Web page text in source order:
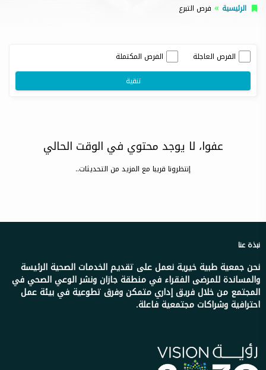
الرئيسية فرص التبرع
الفرص العاجلة
الفرص المكتملة
تنقية
عفوا، لا يوجد محتوي في الوقت الحالي
إنتظرونا قريبا مع المزيد من التحديثات..
نبذة عنا
نحن جمعية طبية خيرية نعمل على تقديم الخدمات الصحية الرئيسة
والمساندة للمرضى الفقراء في منطقة جازان ونشر الوعي الصحي في
المجتمع من خلال فريق إداري متمكن وفرق تطوعية في بيئة عمل
احترافية وشراكات مجتمعية فاعلة.